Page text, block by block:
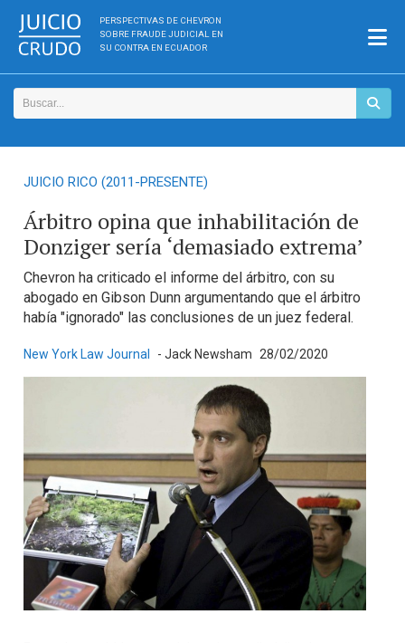
PERSPECTIVAS DE CHEVRON
SOBRE FRAUDE JUDICIAL EN
SU CONTRA EN ECUADOR
JUICIO RICO (2011-PRESENTE)
Árbitro opina que inhabilitación de
Donziger sería ‘demasiado extrema’
Chevron ha criticado el informe del árbitro, con su
abogado en Gibson Dunn argumentando que el árbitro
había "ignorado" las conclusiones de un juez federal.
New York Law Journal - Jack Newsham 28/02/2020